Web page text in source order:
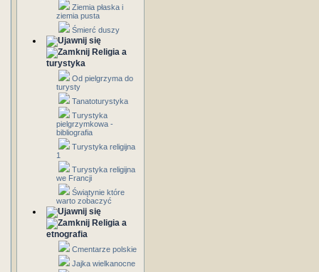
Ziemia płaska i
ziemia pusta
Śmierć duszy
Religia a
turystyka
Od pielgrzyma do
turysty
Tanatoturystyka
Turystyka
pielgrzymkowa -
bibliografia
Turystyka religijna
1
Turystyka religijna
we Francji
Świątynie które
warto zobaczyć
Religia a
etnografia
Cmentarze polskie
Jajka wielkanocne